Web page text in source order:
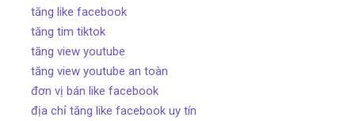
tăng like facebook
tăng tim tiktok
tăng view youtube
tăng view youtube an toàn
đơn vị bán like facebook
địa chỉ tăng like facebook uy tín